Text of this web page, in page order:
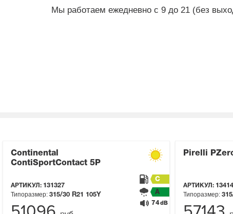
Мы работаем ежедневно с 9 до 21 (без
Continental
ContiSportContact 5P
АРТИКУЛ: 131327
Типоразмер: 315/30 R21 105Y
C
A
74dB
Pirelli
АРТИКУЛ:
Типоразмер: